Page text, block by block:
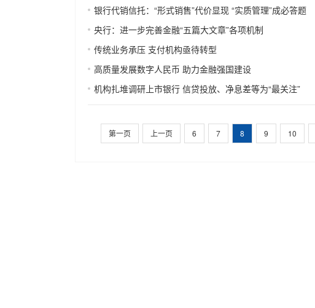
银行代销信托：“形式销售”代价显现 “实质管理”成必答题
央行：进一步完善金融“五篇大文章”各项机制
传统业务承压 支付机构亟待转型
高质量发展数字人民币 助力金融强国建设
机构扎堆调研上市银行 信贷投放、净息差等为“最关注”
第一页 上一页 6 7 8 9 10